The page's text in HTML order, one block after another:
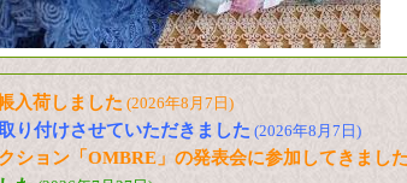
入荷しました (2026年8月7日)
り付けさせていただきました (2026年8月7日)
ション「OMBRE」の発表会に参加してきまし